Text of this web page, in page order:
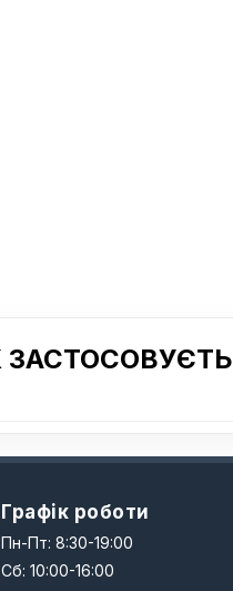
Графік роботи
Пн-Пт: 8:30-19:00
Сб: 10:00-16:00